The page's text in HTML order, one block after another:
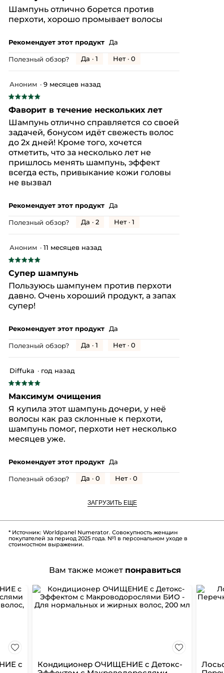
5
звезд.
Шампунь отлично борется против
перхоти, хорошо промывает волосы
Рекомендует этот продукт Да
Полезный обзор? Да · 1 Нет · 0
★★★★★
★★★★★
из
5
звезд.
Аноним · 9 месяцев назад
Фаворит в течение нескольких лет
Шампунь отлично справляется со своей
задачей, бонусом идёт свежесть волос
до 2х дней! Кроме того, хочется
отметить, что за несколько лет не
пришлось менять шампунь, эффект
всегда есть, привыкание кожи головы
не вызвал
Рекомендует этот продукт Да
Полезный обзор? Да · 2 Нет · 1
★★★★★
★★★★★
из
5
звезд.
Аноним · 11 месяцев назад
Супер шампунь
Пользуюсь шампунем против перхоти
давно. Очень хороший продукт, а запах
супер!
Рекомендует этот продукт Да
Полезный обзор? Да · 1 Нет · 0
★★★★★
★★★★★
5
звезд.
Diffuka · год назад
Максимум очищения
Я купила этот шампунь дочери, у неё
волосы как раз склонные к перхоти,
шампунь помог, перхоти нет несколько
месяцев уже.
Рекомендует этот продукт Да
Полезный обзор? Да · 0 Нет · 0
ЗАГРУЗИТЬ ЕЩЕ
* Источник: Worldpanel Numerator. Совокупность женщин
покупателей за период 2025 года. №1 в персональном уходе в
стоимостном выражении.
Вам также может понравиться
с
Кондиционер ОЧИЩЕНИЕ c Детокс-